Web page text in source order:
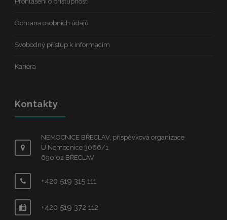
Ochrana osobních údajů
Svobodný přístup k informacím
Kariéra
Kontakty
NEMOCNICE BŘECLAV, příspěvková organizace
U Nemocnice 3066/1
690 02 BŘECLAV
+420 519 315 111
+420 519 372 112